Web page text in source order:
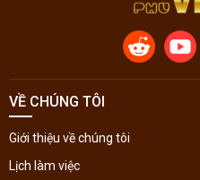
VỀ CHÚNG TÔI
Giới thiệu về chúng tôi
Lịch làm việc